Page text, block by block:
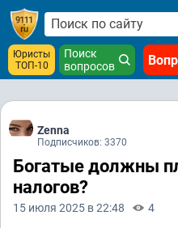
Юристы
ТОП-10
Поиск
вопросов
Zenna
Подписчиков: 3370
Богатые должны
налогов?
15 июля 2025 в 22:48 4